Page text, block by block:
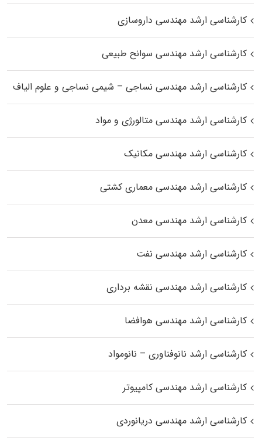
کارشناسی ارشد مهندسی داروسازی
کارشناسی ارشد مهندسی سوانح طبیعی
کارشناسی ارشد مهندسی نساجی – شیمی نساجی و علوم الیاف
کارشناسی ارشد مهندسی متالورژی و مواد
کارشناسی ارشد مهندسی مکانیک
کارشناسی ارشد مهندسی معماری کشتی
کارشناسی ارشد مهندسی معدن
کارشناسی ارشد مهندسی نفت
کارشناسی ارشد مهندسی نقشه برداری
کارشناسی ارشد مهندسی هوافضا
کارشناسی ارشد نانوفناوری – نانومواد
کارشناسی ارشد مهندسی کامپیوتر
کارشناسی ارشد مهندسی دریانوردی